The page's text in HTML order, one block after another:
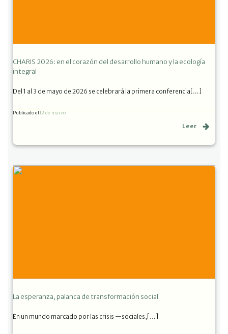
CHARIS 2026: en el corazón del desarrollo humano y la ecología
integral
Del 1 al 3 de mayo de 2026 se celebrará la primera conferencia[…]
Publicado el12 de marzo
Leer
La esperanza, palanca de transformación social
En un mundo marcado por las crisis —sociales,[…]